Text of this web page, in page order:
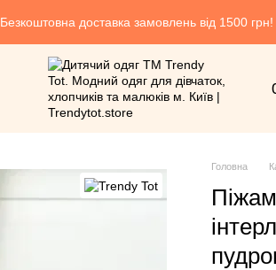
Безкоштовна доставка замовлень від 1500 грн!
Головна